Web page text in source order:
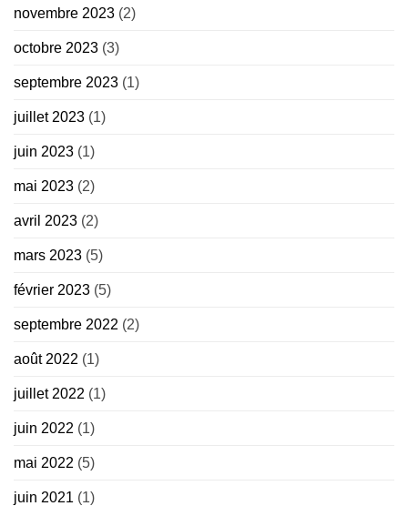
novembre 2023 (2)
octobre 2023 (3)
septembre 2023 (1)
juillet 2023 (1)
juin 2023 (1)
mai 2023 (2)
avril 2023 (2)
mars 2023 (5)
février 2023 (5)
septembre 2022 (2)
août 2022 (1)
juillet 2022 (1)
juin 2022 (1)
mai 2022 (5)
juin 2021 (1)